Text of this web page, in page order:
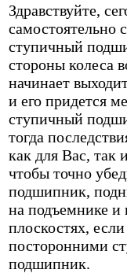
Здравствуйте,
самостоятельно
ступичный
стороны колеса
начинает
и его придется
ступичный
тогда
как для Вас, так
чтобы точно
подшипник,
на подъемнике и
плоскостях,
посторонними
подшипник.